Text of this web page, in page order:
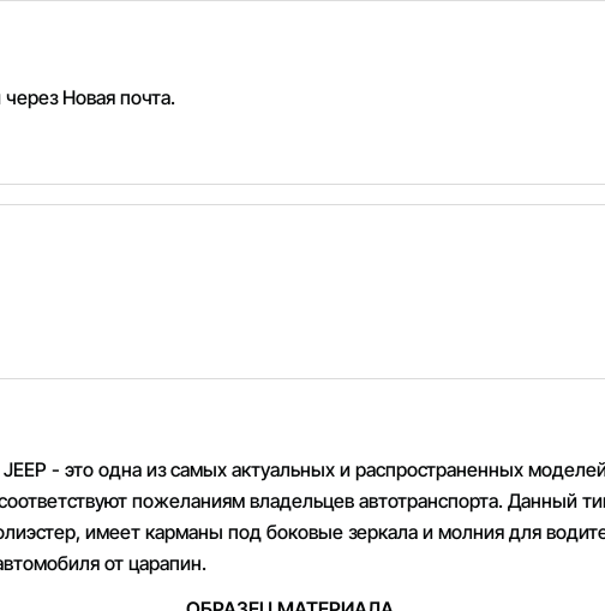
- это одна из самых актуальных и распространенных
пожеланиям владельцев автотранспорта. Данный
имеет карманы под боковые зеркала и молния для
от царапин.
Новая почта.